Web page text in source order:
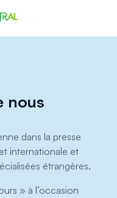
nous
dans la presse
internationale et
étrangères.
» à l’occasion